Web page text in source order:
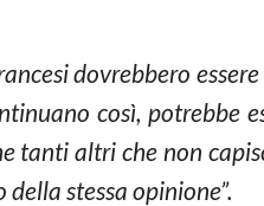
dovrebbero
così, potrebbe
tanti altri che non
stessa opinione”.